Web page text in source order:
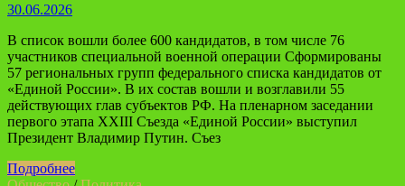
30.06.2026
В список вошли более 600 кандидатов, в том числе 76
участников специальной военной операции Сформированы
57 региональных групп федерального списка кандидатов от
«Единой России». В их состав вошли и возглавили 55
действующих глав субъектов РФ. На пленарном заседании
первого этапа XXIII Съезда «Единой России» выступил
Президент Владимир Путин. Съез
Подробнее